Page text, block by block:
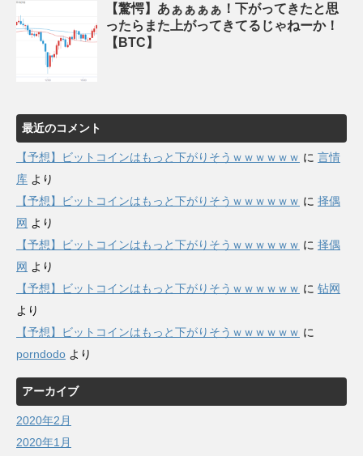
【驚愕】あぁぁぁぁ！下がってきたと思
ったらまた上がってきてるじゃねーか！
【BTC】
最近のコメント
【予想】ビットコインはもっと下がりそうｗｗｗｗｗｗ に 言情
库 より
【予想】ビットコインはもっと下がりそうｗｗｗｗｗｗ に 择偶
网 より
【予想】ビットコインはもっと下がりそうｗｗｗｗｗｗ に 择偶
网 より
【予想】ビットコインはもっと下がりそうｗｗｗｗｗｗ に 钻网
より
【予想】ビットコインはもっと下がりそうｗｗｗｗｗｗ に
porndodo より
アーカイブ
2020年2月
2020年1月